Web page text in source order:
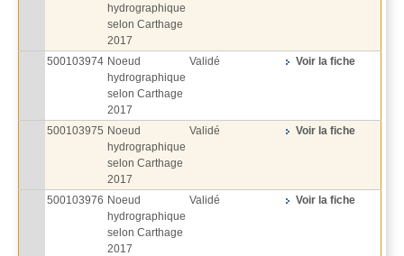
hydrographique
selon Carthage
2017
500103974 Noeud
hydrographique
selon Carthage
2017
Validé Voir la fiche
500103975 Noeud
hydrographique
selon Carthage
2017
Validé Voir la fiche
500103976 Noeud
hydrographique
selon Carthage
2017
Validé Voir la fiche